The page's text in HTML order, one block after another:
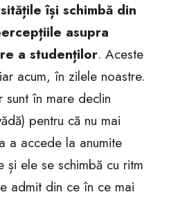
își schimbă din
asupra
a studenților. Aceste
acum, în zilele noastre.
în mare declin
pentru că nu mai
a accede la anumite
ele se schimbă cu ritm
admit din ce în ce mai